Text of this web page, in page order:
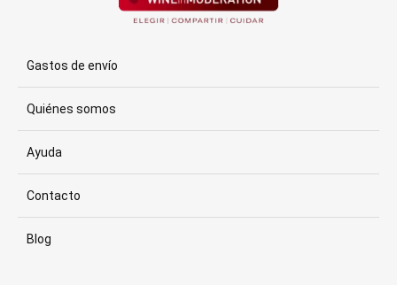
Gastos de envío
Quiénes somos
Ayuda
Contacto
Blog